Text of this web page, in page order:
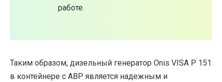
работе.
Таким образом, дизельный генератор Onis VISA P 151
в контейнере с АВР является надежным и